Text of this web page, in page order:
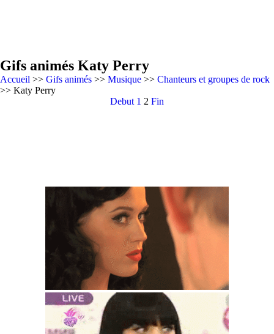
Gifs animés Katy Perry
Accueil >> Gifs animés >> Musique >> Chanteurs et groupes de rock
>> Katy Perry
Debut 1 2 Fin